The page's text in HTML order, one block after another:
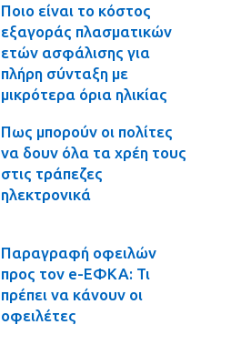
Ποιο είναι το κόστος
εξαγοράς πλασματικών
ετών ασφάλισης για
πλήρη σύνταξη με
μικρότερα όρια ηλικίας
Πως μπορούν οι πολίτες
να δουν όλα τα χρέη τους
στις τράπεζες
ηλεκτρονικά
Παραγραφή οφειλών
προς τον e-ΕΦΚΑ: Τι
πρέπει να κάνουν οι
οφειλέτες